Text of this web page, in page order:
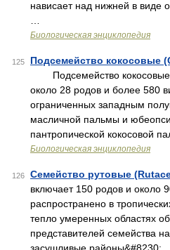
нависает над нижней в виде
Биологическая энциклопедия
125 Подсемейство кокосовые
Подсемейство кокосовые
около 28 родов и более 580
ограниченных западным
масличной пальмы и
пантропической кокосовой
Биологическая энциклопедия
126 Семейство рутовые
включает 150 родов и около
распространено в
тепло умеренных областях
представителей семейства